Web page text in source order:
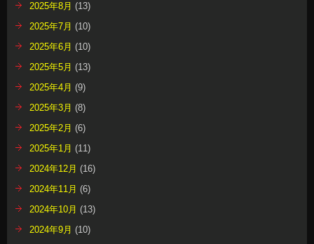
2025年8月 (13)
2025年7月 (10)
2025年6月 (10)
2025年5月 (13)
2025年4月 (9)
2025年3月 (8)
2025年2月 (6)
2025年1月 (11)
2024年12月 (16)
2024年11月 (6)
2024年10月 (13)
2024年9月 (10)